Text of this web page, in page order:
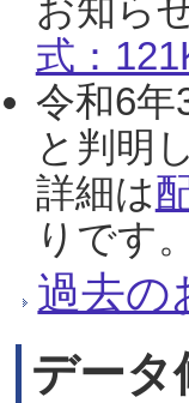
お知ら
式：
令和6年
と判明
詳細は
りです
過去の
データ